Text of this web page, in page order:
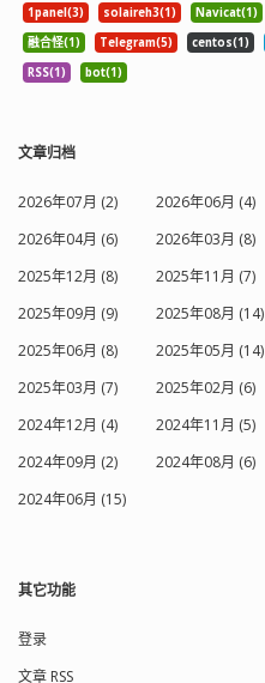
1panel(3)
solaireh3(1) Navicat(1)
融合怪(1)
Telegram(5) centos(1)
RSS(1)
bot(1)
文章归档
2026年07月 (2) 2026年06月 (4)
2026年04月 (6)
2026年03月 (8)
2025年12月 (8)
2025年11月 (7)
2025年09月 (9)
2025年08月 (14)
2025年06月 (8)
2025年05月 (14)
2025年03月 (7)
2025年02月 (6)
2024年12月 (4)
2024年11月 (5)
2024年09月 (2)
2024年08月 (6)
2024年06月 (15)
其它功能
登录
文章 RSS